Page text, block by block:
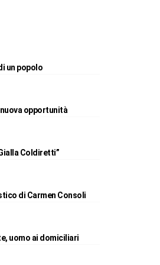
un popolo
opportunità
Coldiretti”
di Carmen Consoli
uomo ai domiciliari